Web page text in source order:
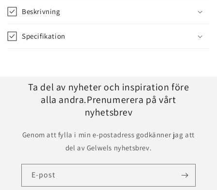
Beskrivning
Specifikation
Ta del av nyheter och inspiration före
alla andra.Prenumerera på vårt
nyhetsbrev
Genom att fylla i min e-postadress godkänner jag att
del av Gelwels nyhetsbrev.
E-post